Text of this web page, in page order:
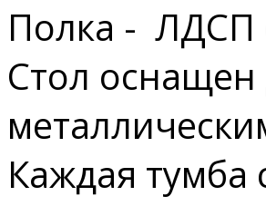
Полка - ЛДСП
Стол
Каждая